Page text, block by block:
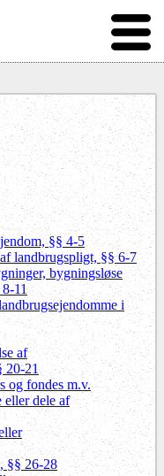
§§ 4-5
landbrugspligt, §§ 6-7
bygningsløse
11
i
af
20-21
og fondes m.v.
eller dele af
§§ 26-28